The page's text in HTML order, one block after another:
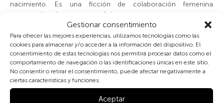
Gestionar consentimiento
Para ofrecer las mejores experiencias, utilizamos tecnologías como las
cookies para almacenar y/o acceder a la información del dispositivo. El
consentimiento de estas tecnologías nos permitirá procesar datos como el
comportamiento de navegación o las identificaciones únicas en este sitio.
No consentir o retirar el consentimiento, puede afectar negativamente a
ciertas características y funciones.
Aceptar
nacimiento. Es una ficción de colaboración femenina
proyectada sobre un tema religioso.
La ausencia, por otra parte, no significa que las abuelas
aristocráticas se abstuvieran de tomar cartas en los partos de
sus hijas casadas en cortes lejanas. LaresolutísimaMaría Ana
de Baviera (1551-1608), archiduquesa de Austria-Estiria,
participó en la selección y empleo de las matronas, aconsejó
por carta a su hijas sobre la posición para parir con más
facilidad y menos dolor e hizo de madrina en el bautismo de